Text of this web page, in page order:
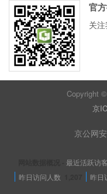
官
关
Copyright ©
京
京公网
最近活跃访客
昨日访问人数 昨日